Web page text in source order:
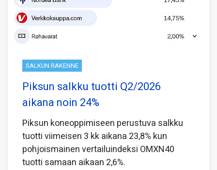
SALKUN RAKENNE
Piksun salkku tuotti Q2/2026
aikana noin 24%
Piksun koneoppimiseen perustuva salkku
tuotti viimeisen 3 kk aikana 23,8% kun
pohjoismainen vertailuindeksi OMXN40
tuotti samaan aikaan 2,6%.